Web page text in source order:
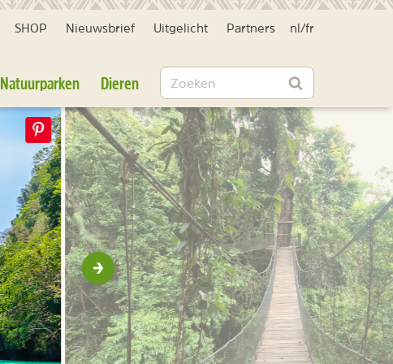
SHOP Nieuwsbrief Uitgelicht Partners nl /fr
Natuurparken Dieren Zoeken
Zoeken
Volgende